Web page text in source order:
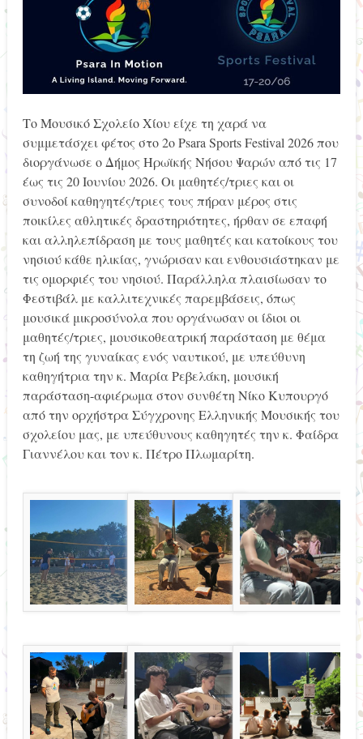
Το Μουσικό Σχολείο Χίου είχε τη χαρά να
συμμετάσχει φέτος στο 2ο Psara Sports Festival 2026 που
διοργάνωσε ο Δήμος Ηρωϊκής Νήσου Ψαρών από τις 17
έως τις 20 Ιουνίου 2026. Οι μαθητές/τριες και οι
συνοδοί καθηγητές/τριες τους πήραν μέρος στις
ποικίλες αθλητικές δραστηριότητες, ήρθαν σε επαφή
και αλληλεπίδραση με τους μαθητές και κατοίκους του
νησιού κάθε ηλικίας, γνώρισαν και ενθουσιάστηκαν με
τις ομορφιές του νησιού. Παράλληλα πλαισίωσαν το
Φεστιβάλ με καλλιτεχνικές παρεμβάσεις, όπως
μουσικά μικροσύνολα που οργάνωσαν οι ίδιοι οι
μαθητές/τριες, μουσικοθεατρική παράσταση με θέμα
τη ζωή της γυναίκας ενός ναυτικού, με υπεύθυνη
καθηγήτρια την κ. Μαρία Ρεβελάκη, μουσική
παράσταση-αφιέρωμα στον συνθέτη Νίκο Κυπουργό
από την ορχήστρα Σύγχρονης Ελληνικής Μουσικής του
σχολείου μας, με υπεύθυνους καθηγητές την κ. Φαίδρα
Γιαννέλου και τον κ. Πέτρο Πλωμαρίτη.